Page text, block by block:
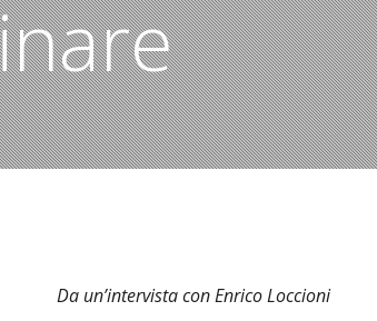
Da un’intervista con Enrico Loccioni